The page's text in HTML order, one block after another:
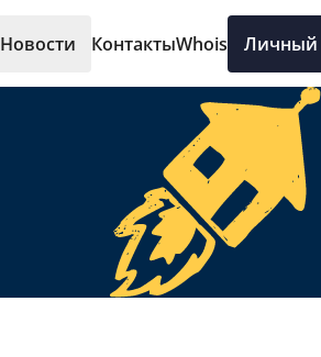
Новости КонтактыWhois Личный